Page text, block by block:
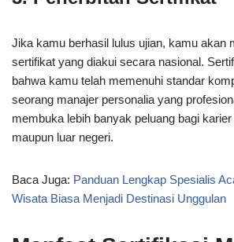
Jika kamu berhasil lulus ujian, kamu akan
sertifikat yang diakui secara nasional.
bahwa kamu telah memenuhi standar
seorang manajer personalia yang
membuka lebih banyak peluang bagi
maupun luar negeri.
Baca Juga: Panduan Lengkap Spesialis
Wisata Biasa Menjadi Destinasi Unggulan